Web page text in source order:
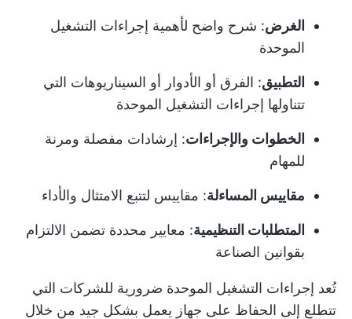
الغرض: شرح واضح لأهمية إجراءات التشغيل
الموحدة
التطبيق: الفرق أو الأدوار أو السيناريوهات التي
تتناولها إجراءات التشغيل الموحدة
الخطوات والإجراءات: إرشادات مفصلة ومرنة
للمهام
مقاييس المساءلة: مقاييس لتتبع الامتثال والأداء
المتطلبات التنظيمية: معايير محددة تضمن الالتزام
بقوانين الصناعة
تُعد إجراءات التشغيل الموحدة ضرورية للشركات التي
تتطلع إلى الحفاظ على جهاز يعمل بشكل جيد من خلال